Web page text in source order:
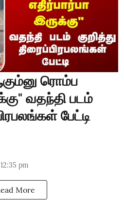
ரொம்ப
வதந்தி படம்
பேட்டி
pm
More